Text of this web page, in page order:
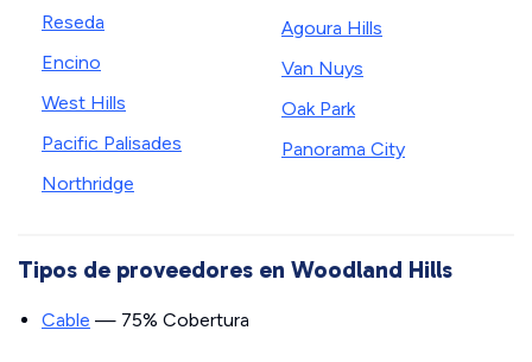
Reseda
Encino
West Hills
Pacific Palisades
Northridge
Agoura Hills
Van Nuys
Oak Park
Panorama City
Tipos de proveedores en Woodland Hills
Cable — 75% Cobertura